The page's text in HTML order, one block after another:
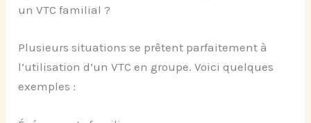
un VTC familial ?
Plusieurs situations se prêtent parfaitement à
l’utilisation d’un VTC en groupe. Voici quelques
exemples :